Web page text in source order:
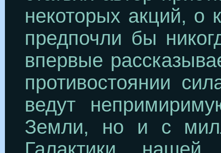
некоторых акций, о
предпочли бы
впервые
противостоянии
ведут
Земли, но и с